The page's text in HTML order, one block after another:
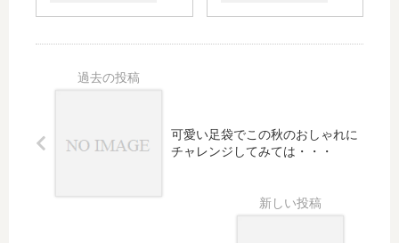
顔
切
着・
て新
道を
探せ
のボ
に白
い薔
可愛い足袋でこの秋のおしゃれに
チャレンジしてみては・・・